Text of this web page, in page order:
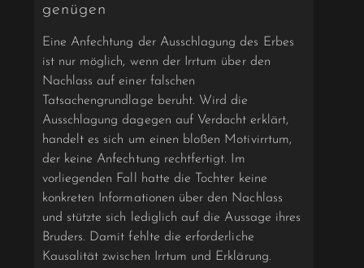
genügen
Eine Anfechtung der Ausschlagung des Erbes
ist nur möglich, wenn der Irrtum über den
Nachlass auf einer falschen
Tatsachengrundlage beruht. Wird die
Ausschlagung dagegen auf Verdacht erklärt,
handelt es sich um einen bloßen Motivirrtum,
der keine Anfechtung rechtfertigt. Im
vorliegenden Fall hatte die Tochter keine
konkreten Informationen über den Nachlass
und stützte sich lediglich auf die Aussage ihres
Bruders. Damit fehlte die erforderliche
Kausalität zwischen Irrtum und Erklärung.